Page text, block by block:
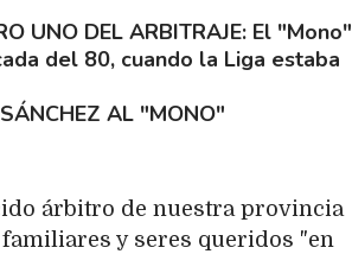
UNO DEL ARBITRAJE El "Mono"
del 80, cuando la Liga estaba
AL "MONO"
árbitro de nuestra provincia
y seres queridos "en